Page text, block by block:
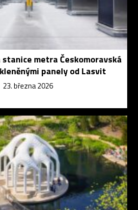
metra Českomoravská
panely od Lasvit
23. března 2026